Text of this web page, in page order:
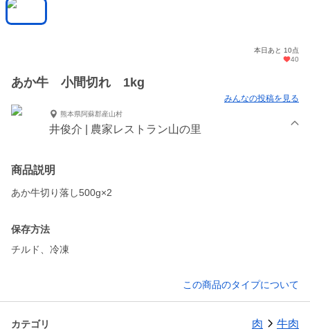
本日あと 10点
40
あか牛 小間切れ 1kg
みんなの投稿を見る
熊本県阿蘇郡産山村
井俊介 | 農家レストラン山の里
商品説明
あか牛切り落し500g×2
保存方法
チルド、冷凍
この商品のタイプについて
カテゴリ 肉 牛肉